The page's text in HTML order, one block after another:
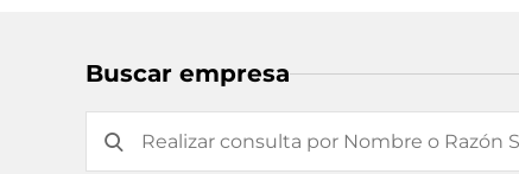
Buscar empresa